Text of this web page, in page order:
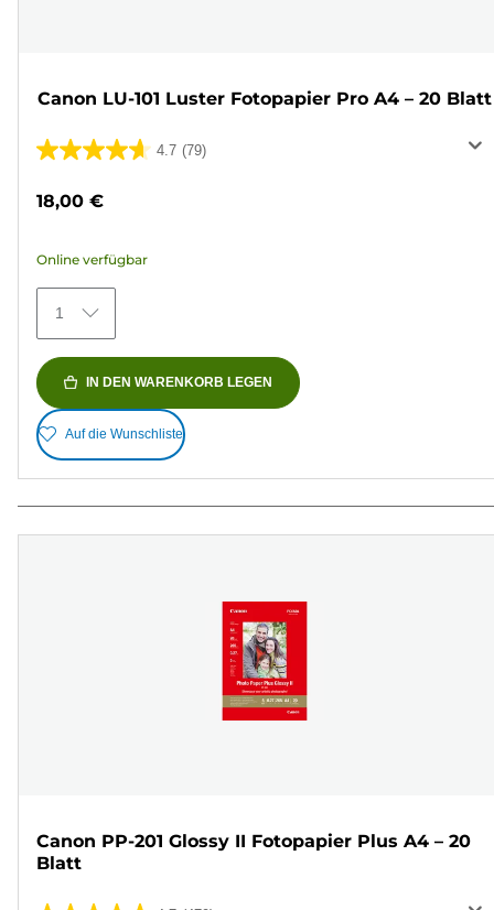
Canon LU-101 Luster Fotopapier Pro A4 – 20 Blatt
4.7 (79)
4.7
79
Bewertungen
18,00 €
Online verfügbar
1
IN DEN WARENKORB LEGEN
Auf die Wunschliste
Canon PP-201 Glossy II Fotopapier Plus A4 – 20
Blatt